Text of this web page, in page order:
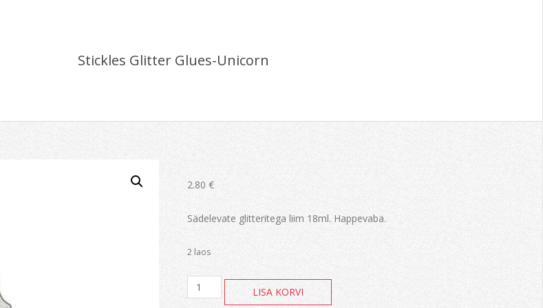
Stickles Glitter Glues-Unicorn
2.80 €
Sädelevate glitteritega liim 18ml. Happevaba.
2 laos
Stickles
Glitter
LISA KORVI